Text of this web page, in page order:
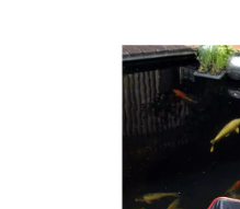
Bildergalerie überspringen